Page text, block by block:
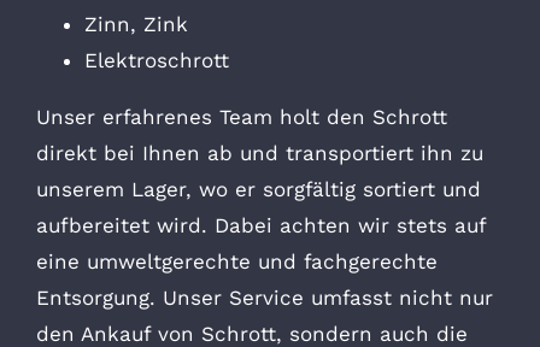
Zinn, Zink
Elektroschrott
Unser erfahrenes Team holt den Schrott
direkt bei Ihnen ab und transportiert ihn zu
unserem Lager, wo er sorgfältig sortiert und
aufbereitet wird. Dabei achten wir stets auf
eine umweltgerechte und fachgerechte
Entsorgung. Unser Service umfasst nicht nur
den Ankauf von Schrott, sondern auch die